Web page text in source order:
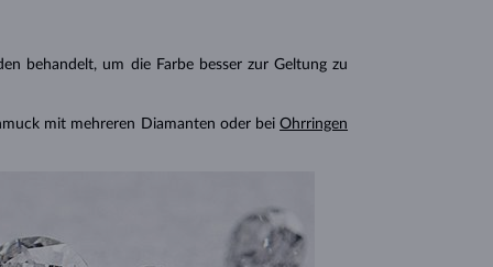
behandelt, um die Farbe besser zur Geltung zu
mit mehreren Diamanten oder bei Ohrringen